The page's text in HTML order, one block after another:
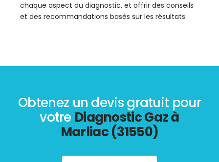
chaque aspect du diagnostic, et offrir des conseils
et des recommandations basés sur les résultats.
Obtenez un devis gratuit pour
votre Diagnostic Gaz à
Marliac (31550)